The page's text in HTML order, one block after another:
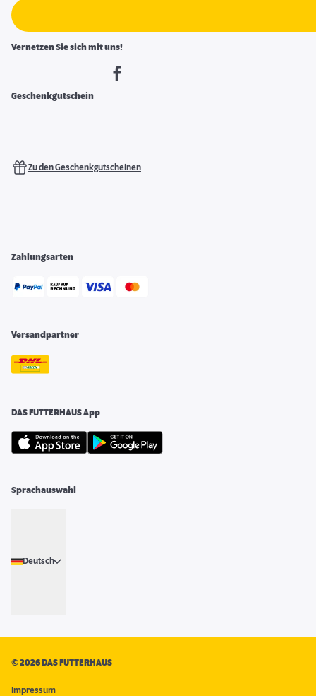
Vernetzen Sie sich mit uns!
Geschenkgutschein
Zu den Geschenkgutscheinen
Zahlungsarten
Versandpartner
DAS FUTTERHAUS App
Sprachauswahl
Deutsch
©2026 DAS FUTTERHAUS
Impressum